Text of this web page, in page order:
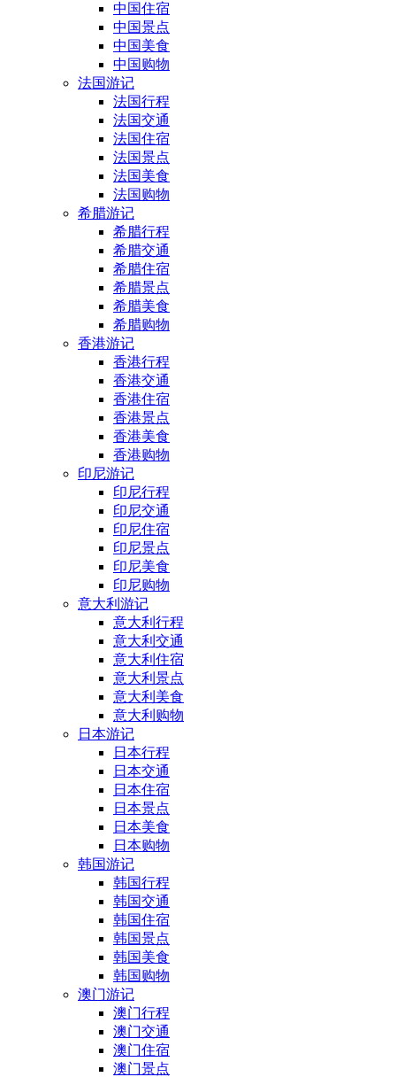
中国住宿
中国景点
中国美食
中国购物
法国游记
法国行程
法国交通
法国住宿
法国景点
法国美食
法国购物
希腊游记
希腊行程
希腊交通
希腊住宿
希腊景点
希腊美食
希腊购物
香港游记
香港行程
香港交通
香港住宿
香港景点
香港美食
香港购物
印尼游记
印尼行程
印尼交通
印尼住宿
印尼景点
印尼美食
印尼购物
意大利游记
意大利行程
意大利交通
意大利住宿
意大利景点
意大利美食
意大利购物
日本游记
日本行程
日本交通
日本住宿
日本景点
日本美食
日本购物
韩国游记
韩国行程
韩国交通
韩国住宿
韩国景点
韩国美食
韩国购物
澳门游记
澳门行程
澳门交通
澳门住宿
澳门景点